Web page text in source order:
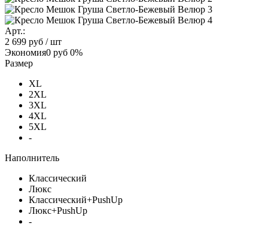
Арт.:
2 699 руб / шт
Экономия0 руб 0%
Размер
XL
2XL
3XL
4XL
5XL
-
Наполнитель
Классический
Люкс
Классический+PushUp
Люкс+PushUp
-